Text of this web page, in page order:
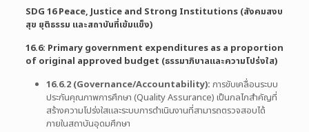
SDG 16 Peace, Justice and Strong Institutions (สังคมสงบ
สุข ยุติธรรม และสถาบันที่เข้มแข็ง)
16.6: Primary government expenditures as a proportion
of original approved budget (ธรรมาภิบาลและความโปร่งใส)
16.6.2 (Governance/Accountability): การขับเคลื่อนระบบ
ประกันคุณภาพการศึกษา (Quality Assurance) เป็นกลไกสำคัญที่
สร้างความโปร่งใสและระบบการดำเนินงานที่สามารถตรวจสอบได้
ภายในสถาบันอุดมศึกษา